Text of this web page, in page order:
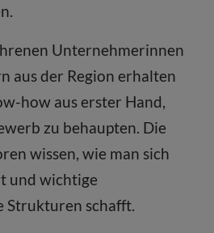
Unternehmerinnen
aus der Region erhalten
how aus erster Hand,
zu behaupten. Die
wissen, wie man sich
und wichtige
Strukturen schafft.